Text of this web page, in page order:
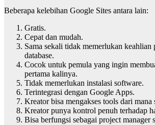
Beberapa kelebihan Google Sites antara lain:
Gratis.
Cepat dan mudah.
Sama sekali tidak memerlukan keahlian
database.
Cocok untuk pemula yang ingin
pertama kalinya.
Tidak memerlukan instalasi software.
Terintegrasi dengan Google Apps.
Kreator bisa mengakses tools dari mana
Kreator punya kontrol penuh terhadap
Bisa berfungsi sebagai project manager